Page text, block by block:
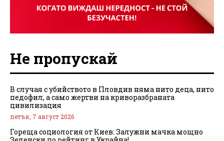
Не пропускай
В случая с убийството в Пловдив няма нито деца, нито
педофил, а само жертви на криворазбраната
цивилизация
петък, 7 август 2026
Гореща социология от Киев: Залужни мачка мощно